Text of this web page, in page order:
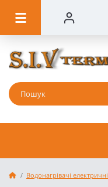
Водонагрівачі електричні